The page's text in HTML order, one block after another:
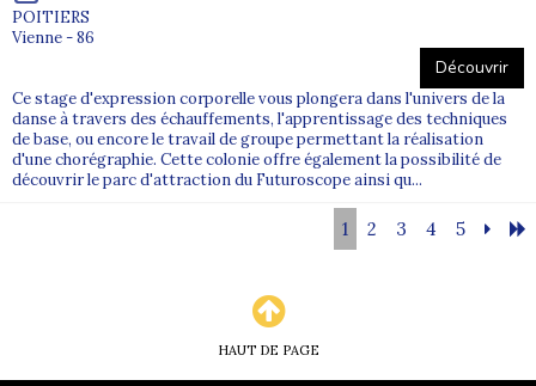
POITIERS
Vienne - 86
Découvrir
Ce stage d'expression corporelle vous plongera dans l'univers de la
danse à travers des échauffements, l'apprentissage des techniques
de base, ou encore le travail de groupe permettant la réalisation
d'une chorégraphie. Cette colonie offre également la possibilité de
découvrir le parc d'attraction du Futuroscope ainsi qu...
1 2 3 4 5
HAUT DE PAGE